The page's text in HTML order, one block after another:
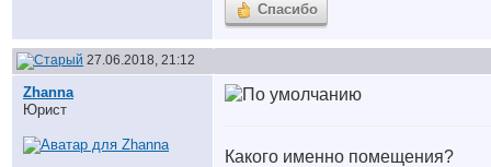
Спасибо
27.06.2018, 21:12
Zhanna
Юрист
Какого именно помещения?